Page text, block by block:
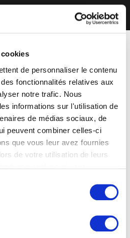
de personnaliser le contenu
fonctionnalités relatives aux
notre trafic. Nous
informations sur l'utilisation de
de médias sociaux, de
peuvent combiner celles-ci
que vous leur avez fournies
de votre utilisation de leurs